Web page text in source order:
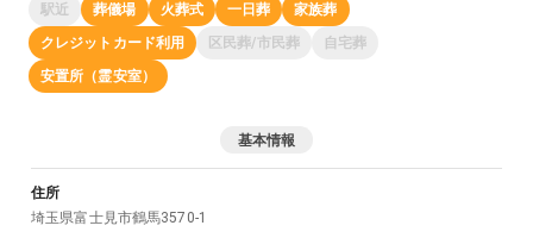
駅近 葬儀場 火葬式 一日葬
家族葬
クレジットカード利用
区民葬/市民葬
自宅葬
安置所（霊安室）
基本情報
住所
埼玉県富士見市鶴馬3570-1